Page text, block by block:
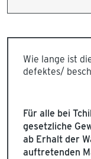
Wie lange ist
defektes/
Für alle bei
gesetzliche
ab Erhalt der
auftretenden